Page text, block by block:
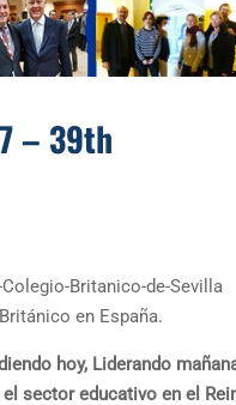
– 39th
en España.
hoy, Liderando
sector educativo en el